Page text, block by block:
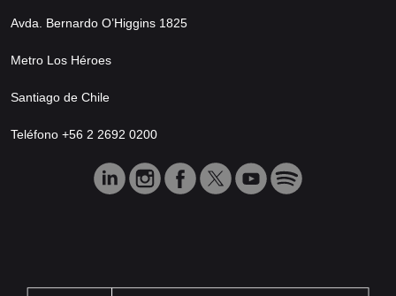
Avda. Bernardo O’Higgins 1825
Metro Los Héroes
Santiago de Chile
Teléfono +56 2 2692 0200